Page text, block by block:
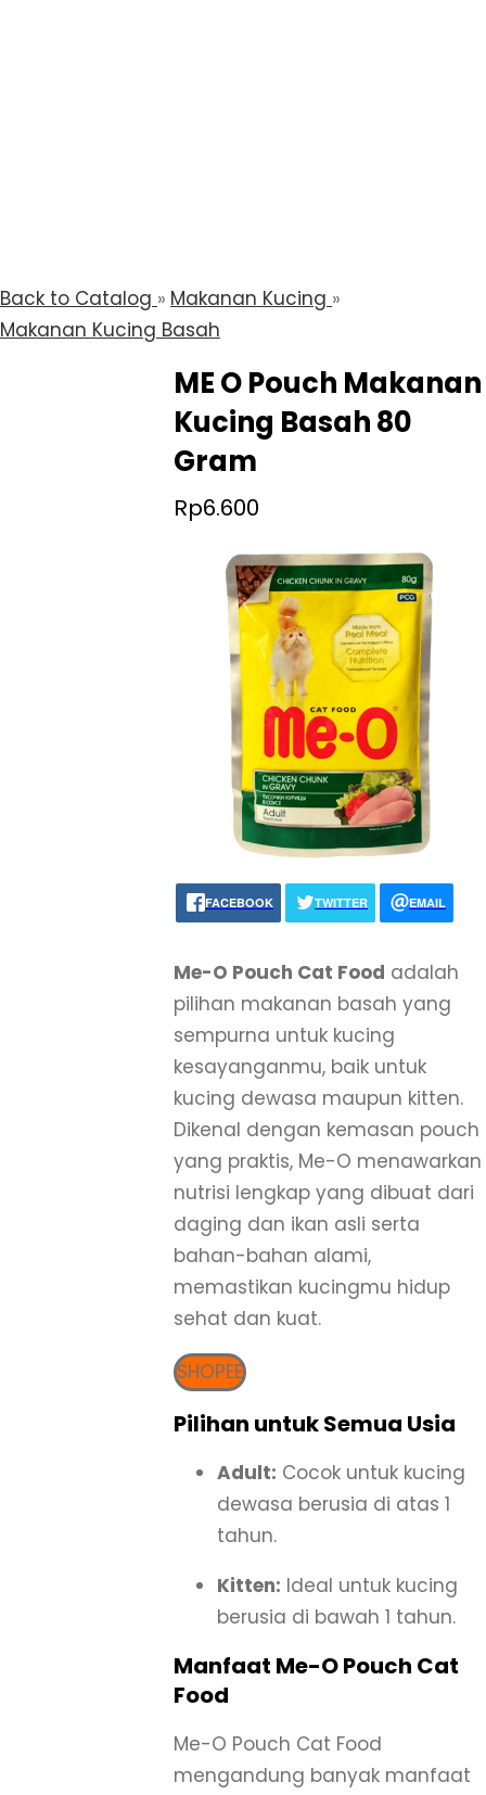
Back to Catalog
Makanan Kucing
Makanan Kucing Basah
ME O Pouch Makanan
Kucing Basah 80
Gram
Rp6.600
FACEBOOK TWITTER EMAIL
Me-O Pouch Cat Food adalah
pilihan makanan basah yang
sempurna untuk kucing
kesayanganmu, baik untuk
kucing dewasa maupun kitten.
Dikenal dengan kemasan pouch
yang praktis, Me-O menawarkan
nutrisi lengkap yang dibuat dari
daging dan ikan asli serta
bahan-bahan alami,
memastikan kucingmu hidup
sehat dan kuat.
SHOPEE
Pilihan untuk Semua Usia
Adult: Cocok untuk kucing
dewasa berusia di atas 1
tahun.
Kitten: Ideal untuk kucing
berusia di bawah 1 tahun.
Manfaat Me-O Pouch Cat
Food
Me-O Pouch Cat Food
mengandung banyak manfaat